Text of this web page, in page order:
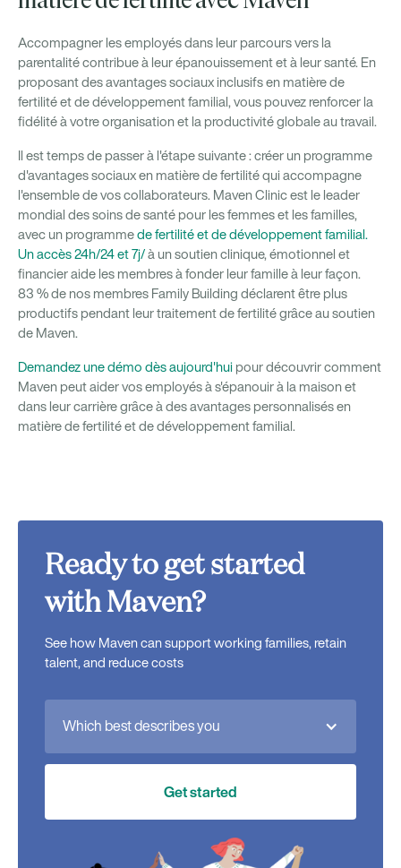
Accompagner les employés dans leur parcours vers la
parentalité contribue à leur épanouissement et à leur santé. En
proposant des avantages sociaux inclusifs en matière de
fertilité et de développement familial, vous pouvez renforcer la
fidélité à votre organisation et la productivité globale au travail.
Il est temps de passer à l'étape suivante : créer un programme
d'avantages sociaux en matière de fertilité qui accompagne
l'ensemble de vos collaborateurs. Maven Clinic est le leader
mondial des soins de santé pour les femmes et les familles,
avec un programmede fertilité et de développement familial.
Un accès 24h/24 et 7j/à un soutien clinique, émotionnel et
financier aide les membres à fonder leur famille à leur façon.
83 % de nos membres Family Building déclarent être plus
productifs pendant leur traitement de fertilité grâce au soutien
de Maven.
Demandez une démo dès aujourd'hui pour découvrir comment
Maven peut aider vos employés à s'épanouir à la maison et
dans leur carrière grâce à des avantages personnalisés en
matière de fertilité et de développement familial.
Ready to get started
with Maven?
See how Maven can support working families, retain
talent, and reduce costs
Which best describes you
Get started